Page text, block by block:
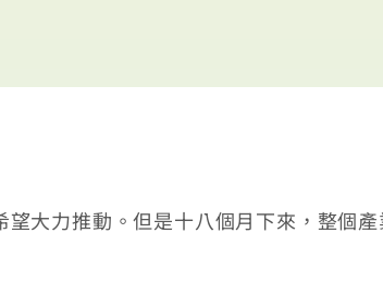
大力推動。但是十八個月下來，整個產